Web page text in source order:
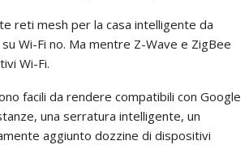
reti mesh per la casa intelligente da
Wi-Fi no. Ma mentre Z-Wave e ZigBee
Wi-Fi.
facili da rendere compatibili con Google
una serratura intelligente, un
aggiunto dozzine di dispositivi